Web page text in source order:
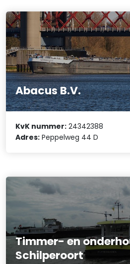
Abacus B.V.
KvK nummer: 24342388
Adres: Peppelweg 44 D
Timmer- en
Schilperoort